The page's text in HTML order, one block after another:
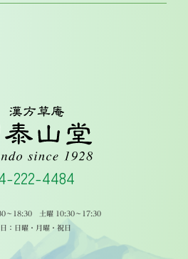
222-4484
～18:30 土曜 10:30～17:30
：日曜・月曜・祝日